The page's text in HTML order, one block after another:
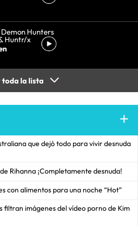
Hunters
Huntr/x
toda la lista
que dejó todo para vivir desnuda
Rihanna ¡Completamente desnuda!
con alimentos para una noche “Hot”
filtran imágenes del vídeo porno de Kim